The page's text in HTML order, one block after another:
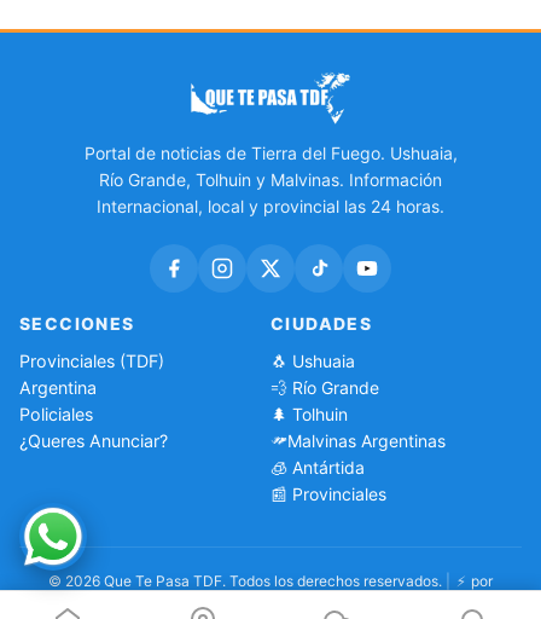
Portal de noticias de Tierra del Fuego. Ushuaia,
Río Grande, Tolhuin y Malvinas. Información
Internacional, local y provincial las 24 horas.
SECCIONES
Provinciales (TDF)
Argentina
Policiales
¿Queres Anunciar?
CIUDADES
🐧 Ushuaia
💨 Río Grande
🌲 Tolhuin
Malvinas Argentinas
🧊 Antártida
📰 Provinciales
© 2026 Que Te Pasa TDF. Todos los derechos reservados. ⚡ por